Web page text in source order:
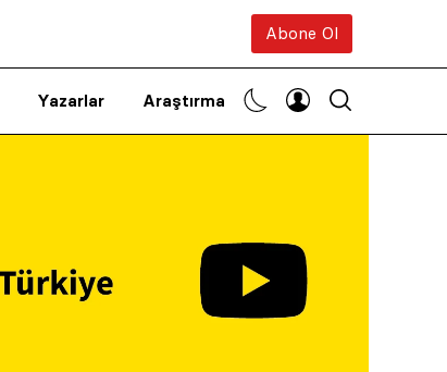
Abone Ol
Yazarlar Araştırma